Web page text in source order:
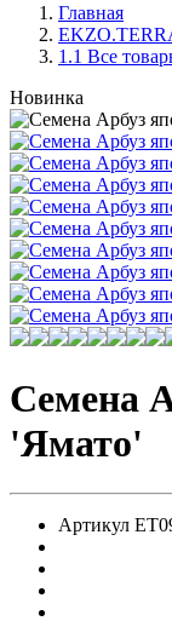
Главная
1.1 Все
Новинка
Семена
'Ямато'
Артикул